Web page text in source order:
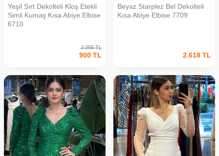
Yeşil Sırt Dekolteli Kloş Etekli
Simli Kumaş Kısa Abiye Elbise
6710
2.255TL
900 TL
Beyaz Starplez Bel Dekolteli
Kısa Abiye Elbise 7709
2.618 TL